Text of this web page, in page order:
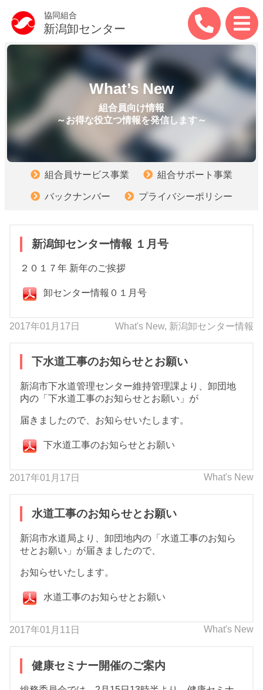
協同組合
新潟卸センター
What’s New
組合員向け情報
～お得な役立つ情報を発信します～
組合員サービス事業 組合サポート事業
バックナンバー プライバシーポリシー
新潟卸センター情報 １月号
２０１７年 新年のご挨拶
卸センター情報０１月号
2017年01月17日 What's New, 新潟卸センター情報
下水道工事のお知らせとお願い
新潟市下水道管理センター維持管理課より、卸団地
内の「下水道工事のお知らせとお願い」が
届きましたので、お知らせいたします。
下水道工事のお知らせとお願い
2017年01月17日 What's New
水道工事のお知らせとお願い
新潟市水道局より、卸団地内の「水道工事のお知ら
せとお願い」が届きましたので、
お知らせいたします。
水道工事のお知らせとお願い
2017年01月11日 What's New
健康セミナー開催のご案内